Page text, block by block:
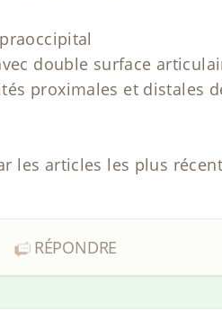
double surface
proximales et distales
les articles les plus
RÉPONDRE